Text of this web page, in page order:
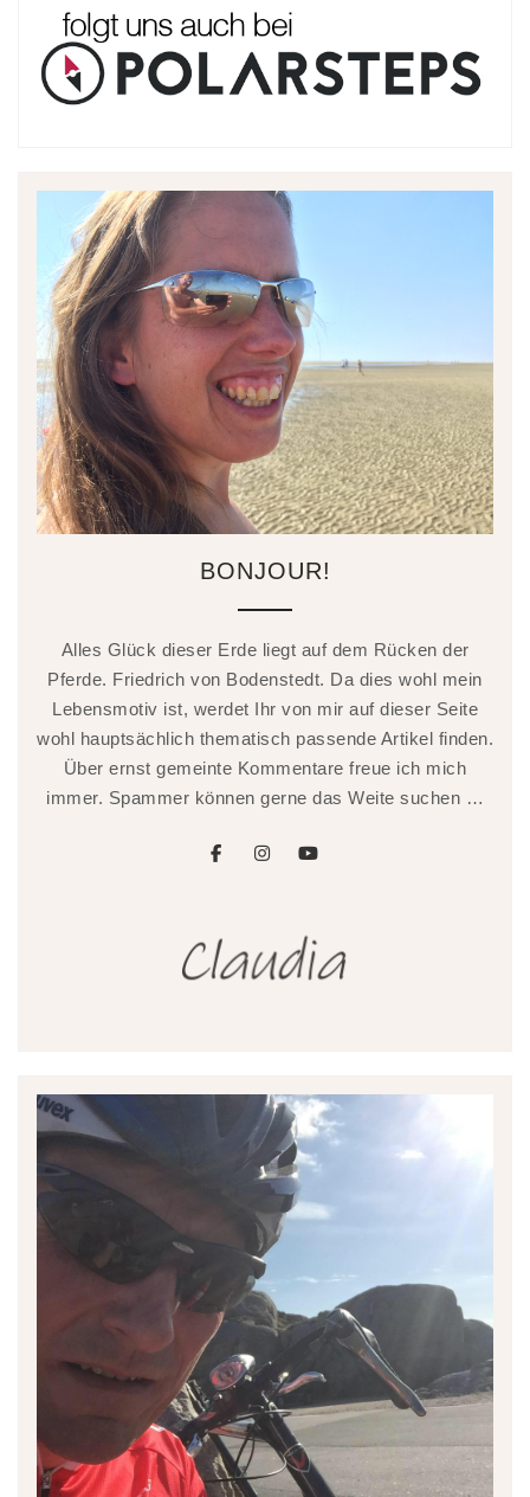
BONJOUR!
Alles Glück dieser Erde liegt auf dem Rücken der
Pferde. Friedrich von Bodenstedt. Da dies wohl mein
Lebensmotiv ist, werdet Ihr von mir auf dieser Seite
wohl hauptsächlich thematisch passende Artikel finden.
Über ernst gemeinte Kommentare freue ich mich
immer. Spammer können gerne das Weite suchen …